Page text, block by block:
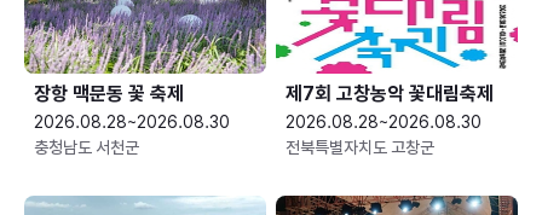
장항 맥문동 꽃 축제
2026.08.28~2026.08.30
충청남도 서천군
제7회 고창농악 꽃대림축제
2026.08.28~2026.08.30
전북특별자치도 고창군